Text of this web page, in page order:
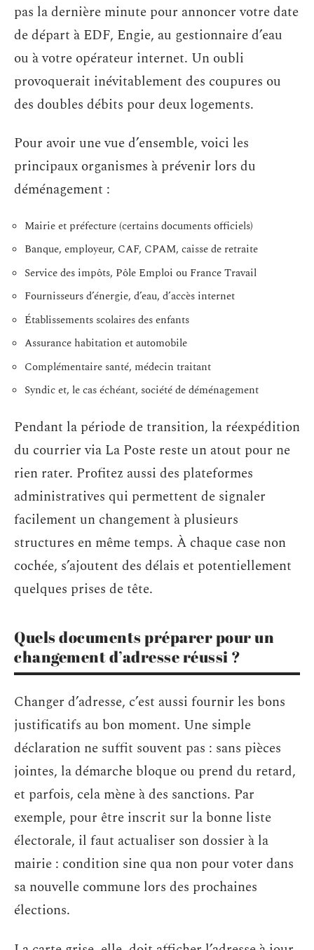
pas la dernière minute pour annoncer votre date
de départ à EDF, Engie, au gestionnaire d’eau
ou à votre opérateur internet. Un oubli
provoquerait inévitablement des coupures ou
des doubles débits pour deux logements.
Pour avoir une vue d’ensemble, voici les
principaux organismes à prévenir lors du
déménagement :
Mairie et préfecture (certains documents officiels)
Banque, employeur, CAF, CPAM, caisse de retraite
Service des impôts, Pôle Emploi ou France Travail
Fournisseurs d’énergie, d’eau, d’accès internet
Établissements scolaires des enfants
Assurance habitation et automobile
Complémentaire santé, médecin traitant
Syndic et, le cas échéant, société de déménagement
Pendant la période de transition, la réexpédition
du courrier via La Poste reste un atout pour ne
rien rater. Profitez aussi des plateformes
administratives qui permettent de signaler
facilement un changement à plusieurs
structures en même temps. À chaque case non
cochée, s’ajoutent des délais et potentiellement
quelques prises de tête.
Quels documents préparer pour un
changement d’adresse réussi ?
Changer d’adresse, c’est aussi fournir les bons
justificatifs au bon moment. Une simple
déclaration ne suffit souvent pas : sans pièces
jointes, la démarche bloque ou prend du retard,
et parfois, cela mène à des sanctions. Par
exemple, pour être inscrit sur la bonne liste
électorale, il faut actualiser son dossier à la
mairie : condition sine qua non pour voter dans
sa nouvelle commune lors des prochaines
élections.